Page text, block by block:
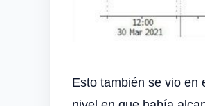
Esto también se vio en